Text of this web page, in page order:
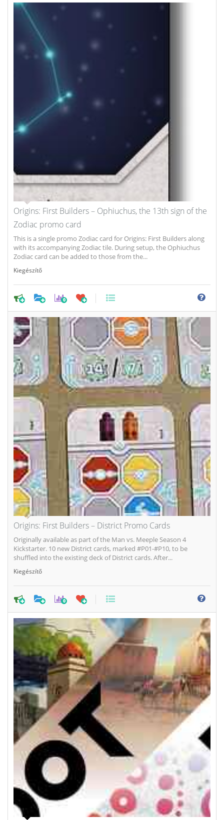
Origins: First Builders – Ophiuchus, the 13th sign of the
Zodiac promo card
This is a single promo Zodiac card for Origins: First Builders along
with its accompanying Zodiac tile. During setup, the Ophiuchus
Zodiac card can be added to those from the...
Kiegészítő
0
Origins: First Builders – District Promo Cards
Originally available as part of the Man vs. Meeple Season 4
Kickstarter. 10 new District cards, marked #P01-#P10, to be
shuffled into the existing deck of District cards. After...
Kiegészítő
0